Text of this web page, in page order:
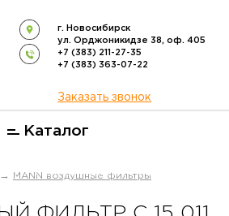
г. Новосибирск
ул. Орджоникидзе 38, оф. 405
+7 (383) 211-27-35
+7 (383) 363-07-22
Заказать звонок
Каталог
ДИСТРИБЬЮТОР
→ MANN воздушные фильтры